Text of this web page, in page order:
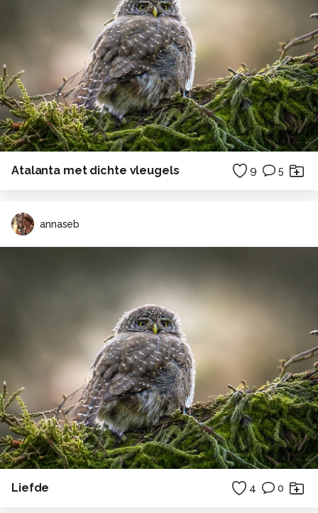
Atalanta met dichte vleugels 9 5
annaseb
Liefde 4 0